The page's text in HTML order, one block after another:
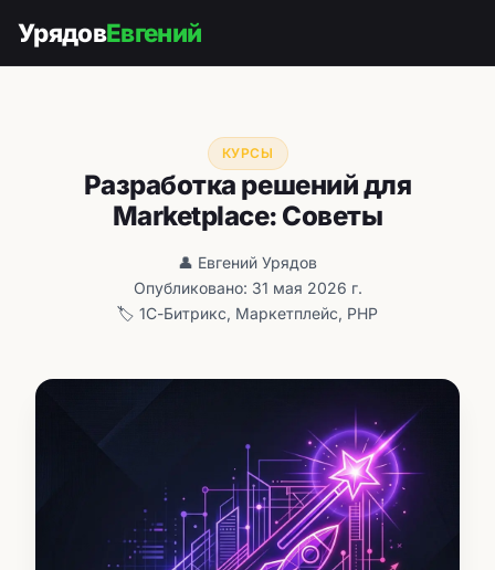
УрядовЕвгений
КУРСЫ
Разработка решений для
Marketplace: Советы
👤 Евгений Урядов
Опубликовано: 31 мая 2026 г.
🏷️ 1С-Битрикс, Маркетплейс, PHP